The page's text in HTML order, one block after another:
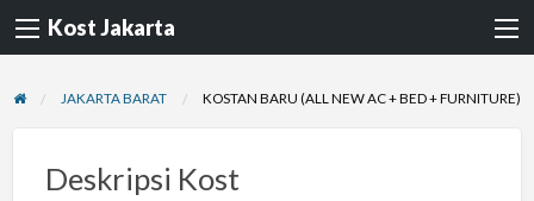
Kost Jakarta
JAKARTA BARAT KOSTAN BARU (ALL NEW AC + BED + FURNITURE)
Deskripsi Kost